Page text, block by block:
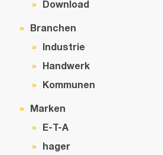
Download
Branchen
Industrie
Handwerk
Kommunen
Marken
E-T-A
hager